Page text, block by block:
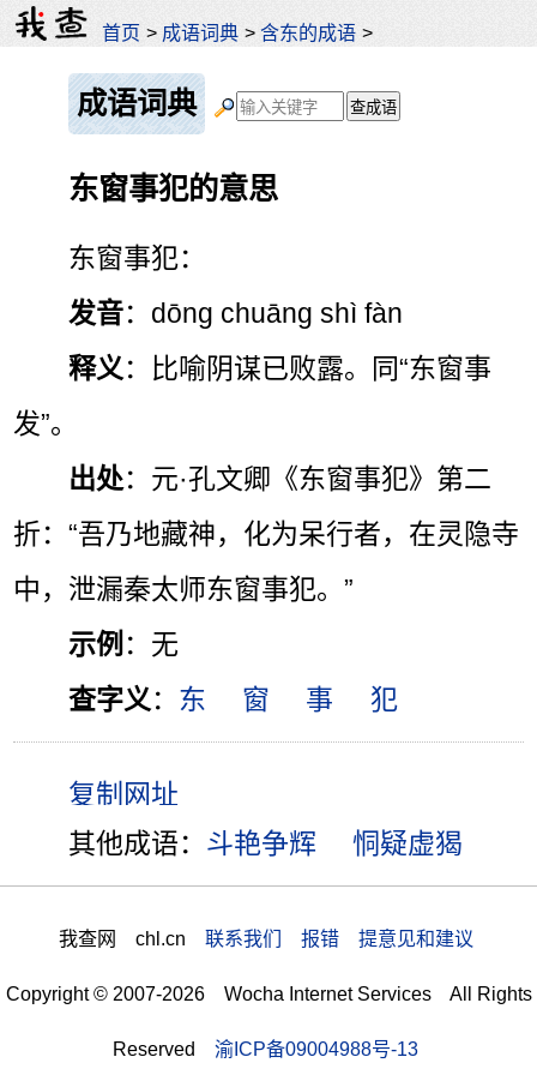
首页 > 成语词典 >含东的成语 >
成语词典
东窗事犯的意思
东窗事犯：
发音：dōng chuāng shì fàn
释义 ：比喻阴谋已败露。同“东窗事
发”。
出处：元·孔文卿《东窗事犯》第二
折：“吾乃地藏神，化为呆行者，在灵隐寺
中，泄漏秦太师东窗事犯。”
示例 ：无
查字义 ： 东 窗 事 犯
其他成语： 斗艳争辉 恫疑虚猲
我查网 chl.cn 联系我们 报错 提意见和建议
Copyright © 2007-2026 Wocha Internet Services All Rights
Reserved 渝ICP备09004988号-13